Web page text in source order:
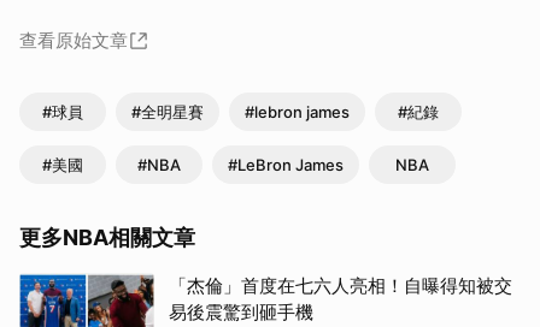
查看原始文章
#球員 #全明星賽 #lebron james #紀錄
#美國 #NBA #LeBron James NBA
更多NBA相關文章
「杰倫」首度在七六人亮相！自曝得知被交
易後震驚到砸手機